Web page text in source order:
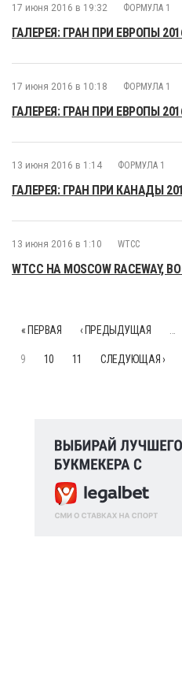
17 июня 2016 в 19:32 ФОРМУЛА 1
ГАЛЕРЕЯ: ГРАН ПРИ ЕВРОПЫ
17 июня 2016 в 10:18 ФОРМУЛА 1
ГАЛЕРЕЯ: ГРАН ПРИ ЕВРОПЫ
13 июня 2016 в 1:14 ФОРМУЛА 1
ГАЛЕРЕЯ: ГРАН ПРИ КАНАДЫ
13 июня 2016 в 1:10 WTCC
WTCC НА MOSCOW RACEWAY,
« ПЕРВАЯ ‹ ПРЕДЫДУЩАЯ
9 10 11 СЛЕДУЮЩАЯ ›